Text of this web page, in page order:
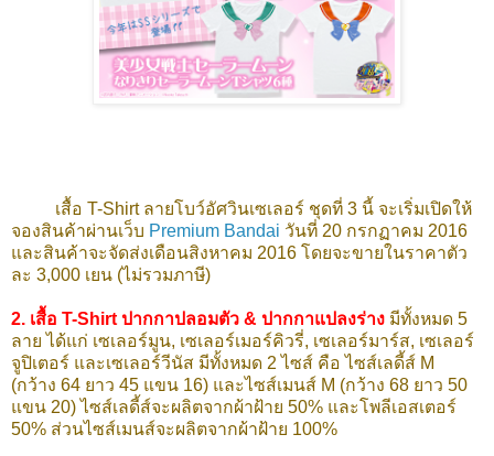
เสื้อ T-Shirt ลายโบว์อัศวินเซเลอร์ ชุดที่ 3 นี้ จะเริ่มเปิดให้
จองสินค้าผ่านเว็บ Premium Bandai วันที่ 20 กรกฏาคม 2016
และสินค้าจะจัดส่งเดือนสิงหาคม 2016 โดยจะขายในราคาตัว
ละ 3,000 เยน (ไม่รวมภาษี)
2. เสื้อ T-Shirt ปากกาปลอมตัว & ปากกาแปลงร่าง มีทั้งหมด 5
ลาย ได้แก่ เซเลอร์มูน, เซเลอร์เมอร์คิวรี่, เซเลอร์มาร์ส, เซเลอร์
จูปิเตอร์ และเซเลอร์วีนัส มีทั้งหมด 2 ไซส์ คือ ไซส์เลดี้ส์ M
(กว้าง 64 ยาว 45 แขน 16) และไซส์เมนส์ M (กว้าง 68 ยาว 50
แขน 20) ไซส์เลดี้ส์จะผลิตจากผ้าฝ้าย 50% และโพลีเอสเตอร์
50% ส่วนไซส์เมนส์จะผลิตจากผ้าฝ้าย 100%